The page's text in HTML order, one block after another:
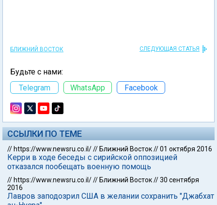
БЛИЖНИЙ ВОСТОК СЛЕДУЮЩАЯ СТАТЬЯ
Будьте с нами:
Telegram
WhatsApp Facebook
ССЫЛКИ ПО ТЕМЕ
// https://www.newsru.co.il/// Ближний Восток//01 октября 2016
Керри в ходе беседы с сирийской оппозицией
отказался пообещать военную помощь
// https://www.newsru.co.il/// Ближний Восток//30 сентября
2016
Лавров заподозрил США в желании сохранить "Джабхат